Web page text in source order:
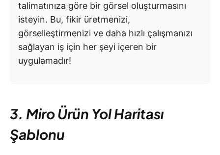
talimatınıza göre bir görsel oluşturmasını
isteyin. Bu, fikir üretmenizi,
görselleştirmenizi ve daha hızlı çalışmanızı
sağlayan iş için her şeyi içeren bir
uygulamadır!
3. Miro Ürün Yol Haritası
Şablonu